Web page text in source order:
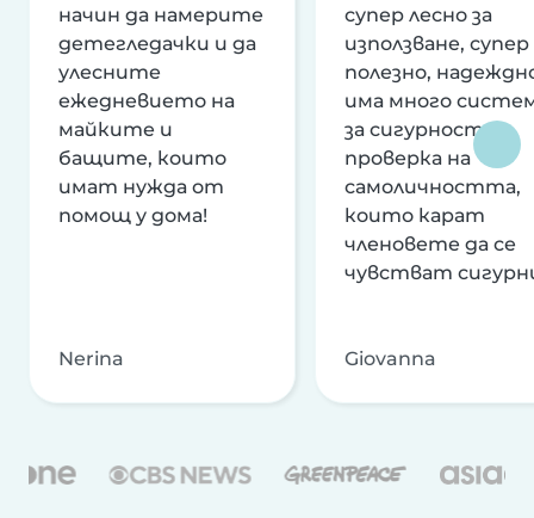
начин да намерите
детегледачки и да
улесните
ежедневието на
майките и
бащите, които
имат нужда от
помощ у дома!
Nerina
супер лесно за
използване, супер
полезно,
има много
за сигурност и
проверка на
самоличността,
които карат
членовете да се
чувстват
Giovanna